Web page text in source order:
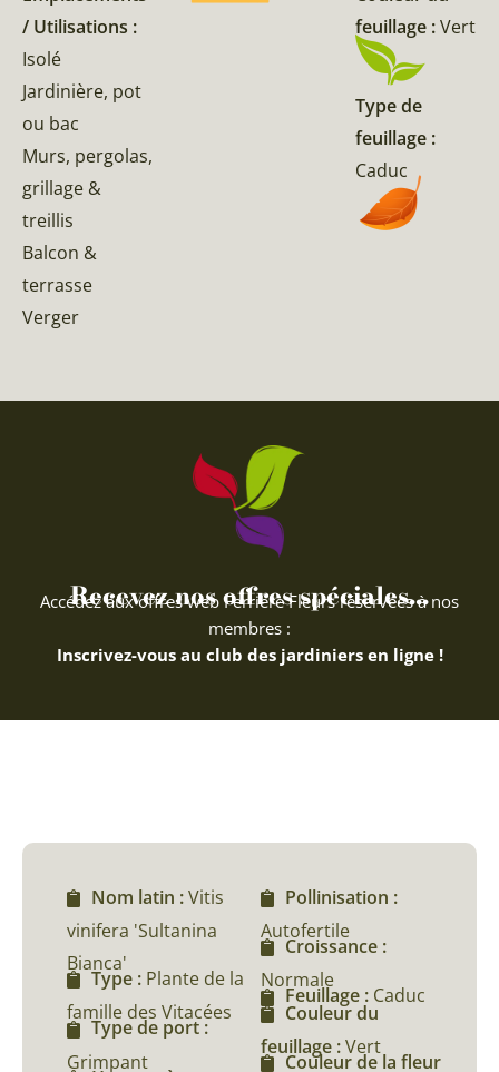
/ Utilisations :
Isolé
Jardinière, pot
ou bac
Murs, pergolas,
grillage &
treillis
Balcon &
terrasse
Verger
feuillage :Vert
Type de
feuillage :
Caduc
Recevez nos offres spéciales...
Accédez aux offres web Ferriere Fleurs réservées à nos
membres :
Inscrivez-vous au club des jardiniers en ligne !
Nom latin :Vitis
vinifera 'Sultanina
Bianca'
Type : Plante de la
famille des Vitacées
Type de port :
Grimpant
Pollinisation :
Autofertile
Croissance :
Normale
Feuillage : Caduc
Couleur du
feuillage :Vert
Couleur de la fleur